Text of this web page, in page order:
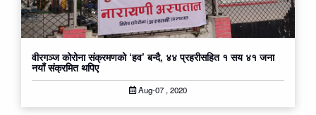
वीरगञ्ज कोरोना संक्रमणको ‘हव’ बन्दै, ४४ प्रहरीसहित १ सय ४१ जना
नयाँ संक्रमित थपिए
Aug-07 , 2020